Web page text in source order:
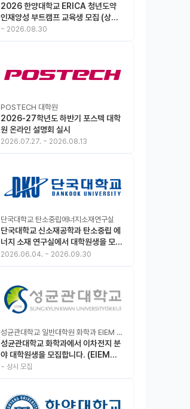
2026 한양대학교 ERICA 청년도약
인재양성 부트캠프 교육생 모집 (상시
모집 중, 1차 마감 : ~8.30)
~ 2026.08.30
POSTECH 대학원
2026-27학년도 하반기 포스텍 대학
원 온라인 설명회 실시
2026.07.27. ~ 2026.08.13
단국대학교 탄소중립에너지소재연구실
단국대학교 신소재공학과 탄소중립 에
너지 소재 연구실에서 대학원생을 모집
합니다.
2026.06.04. ~ 2026.09.30
성균관대학교 일반대학원 화학과 EIEM Lab
성균관대학교 화학과에서 이차전지 분
야 대학원생을 모집합니다. (EIEM
Lab)
~ 상시 모집